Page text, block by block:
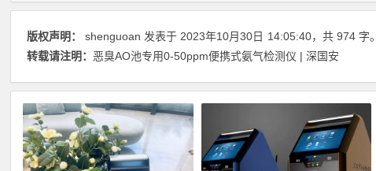
版权声明： shenguoan 发表于 2023年10月30日 14:05:40，共 974 字。
转载请注明：恶臭AO池专用0-50ppm便携式氨气检测仪 | 深国安